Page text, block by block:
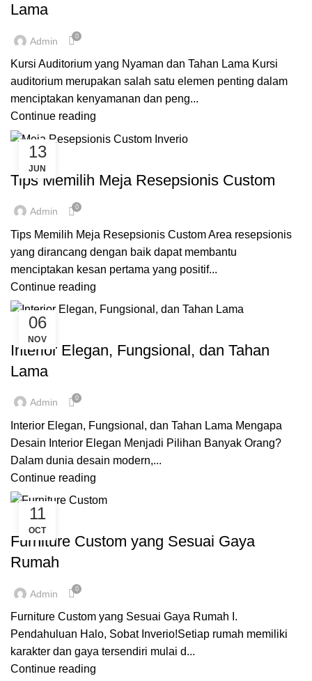
Lama
Admin 0
Kursi Auditorium yang Nyaman dan Tahan Lama Kursi
auditorium merupakan salah satu elemen penting dalam
menciptakan kenyamanan dan peng...
Continue reading
13
JUN
CUSTOME FURNITURE BANDUNG
MEJA CUSTOM
Tips Memilih Meja Resepsionis Custom
Admin 0
Tips Memilih Meja Resepsionis Custom Area resepsionis
yang dirancang dengan baik dapat membantu
menciptakan kesan pertama yang positif...
Continue reading
06
NOV
CUSTOME FURNITURE BANDUNG
Interior Elegan, Fungsional, dan Tahan
Lama
Admin 0
Interior Elegan, Fungsional, dan Tahan Lama Mengapa
Desain Interior Elegan Menjadi Pilihan Banyak Orang?
Dalam dunia desain modern,...
Continue reading
11
OCT
CUSTOME FURNITURE BANDUNG
INVERIO
Furniture Custom yang Sesuai Gaya
Rumah
Admin 0
Furniture Custom yang Sesuai Gaya Rumah I.
Pendahuluan Halo, Sobat Inverio!Setiap rumah memiliki
karakter dan gaya tersendiri mulai d...
Continue reading